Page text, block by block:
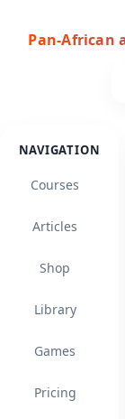
Pan-African
NAVIGATION
Courses
Articles
Shop
Library
Games
Pricing